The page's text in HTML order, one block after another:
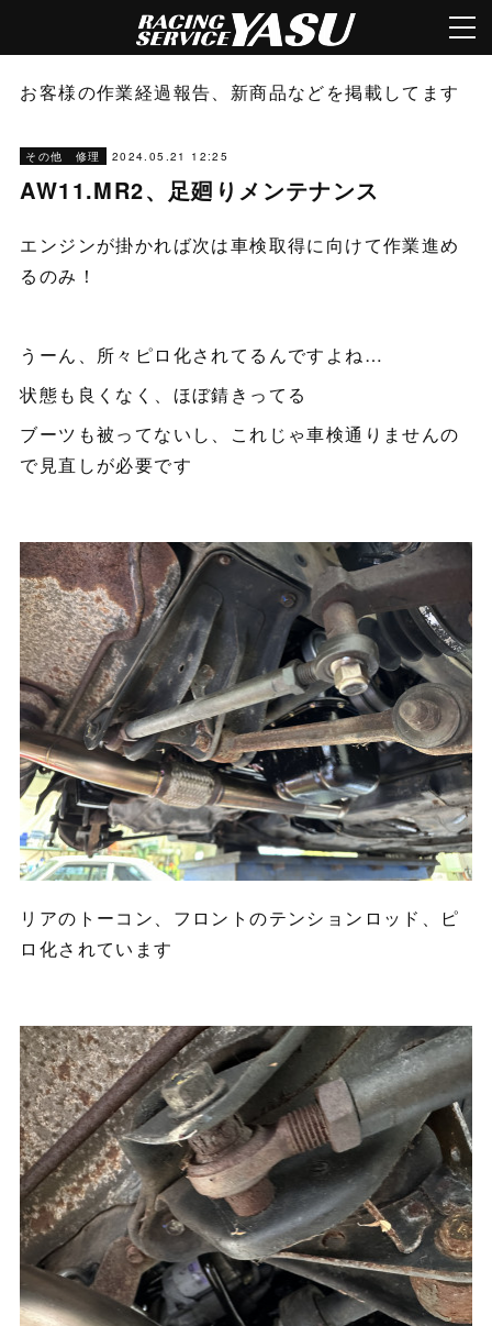
お客様の作業経過報告、新商品などを掲載してます
その他 修理 2024.05.21 12:25
AW11.MR2、足廻りメンテナンス
エンジンが掛かれば次は車検取得に向けて作業進め
るのみ！
うーん、所々ピロ化されてるんですよね…
状態も良くなく、ほぼ錆きってる
ブーツも被ってないし、これじゃ車検通りませんの
で見直しが必要です
リアのトーコン、フロントのテンションロッド、ピ
ロ化されています